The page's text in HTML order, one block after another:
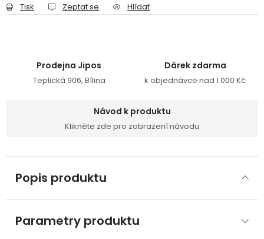
Tisk Zeptat se Hlídat
Prodejna Jipos
Teplická 906, Bílina
Dárek zdarma
k objednávce nad 1 000 Kč
Návod k produktu
Klikněte zde pro zobrazení návodu
Popis produktu
Parametry produktu